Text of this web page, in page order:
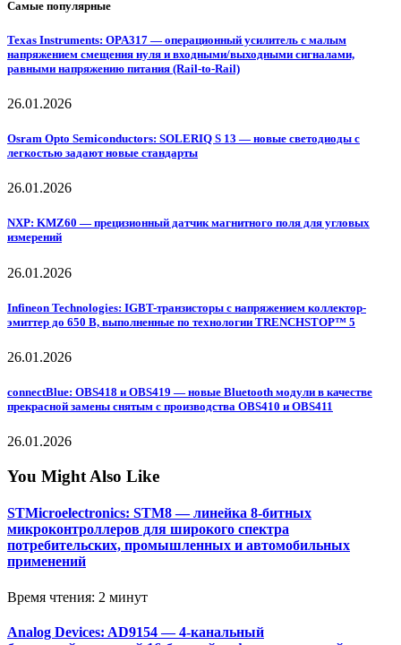
Самые популярные
Texas Instruments: OPA317 — операционный усилитель с малым
напряжением смещения нуля и входными/выходными сигналами,
равными напряжению питания (Rail-to-Rail)
26.01.2026
Osram Opto Semiconductors: SOLERIQ S 13 — новые светодиоды с
легкостью задают новые стандарты
26.01.2026
NXP: KMZ60 — прецизионный датчик магнитного поля для угловых
измерений
26.01.2026
Infineon Technologies: IGBT-транзисторы с напряжением коллектор-
эмиттер до 650 В, выполненные по технологии TRENCHSTOP™ 5
26.01.2026
connectBlue: OBS418 и OBS419 — новые Bluetooth модули в качестве
прекрасной замены снятым с производства OBS410 и OBS411
26.01.2026
You Might Also Like
STMicroelectronics: STM8 — линейка 8-битных
микроконтроллеров для широкого спектра
потребительских, промышленных и автомобильных
применений
Время чтения: 2 минут
Analog Devices: AD9154 — 4-канальный